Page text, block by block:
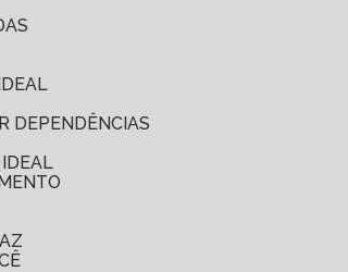
DEPENDÊNCIAS
IDEAL